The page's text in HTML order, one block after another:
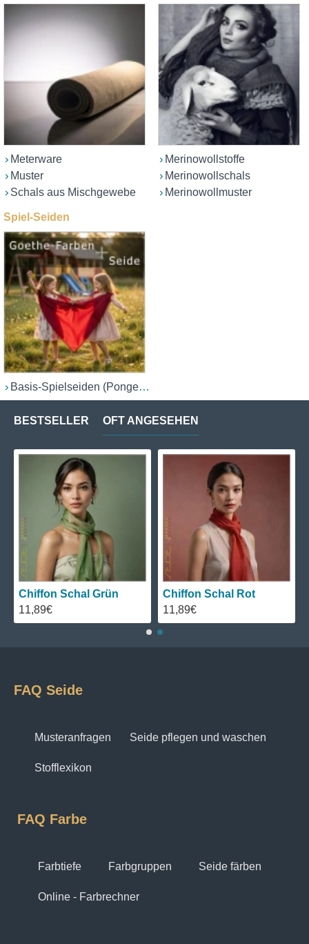
Meterware
Muster
Schals aus Mischgewebe
Merinowollstoffe
Merinowollschals
Merinowollmuster
Spiel-Seiden
Basis-Spielseiden (Ponge 05/06)
BESTSELLER OFT ANGESEHEN
Chiffon Schal Grün
11,89€
Chiffon Schal Rot
11,89€
FAQ Seide
Musteranfragen Seide pflegen und waschen
Stofflexikon
FAQ Farbe
Farbtiefe Farbgruppen Seide färben
Online - Farbrechner